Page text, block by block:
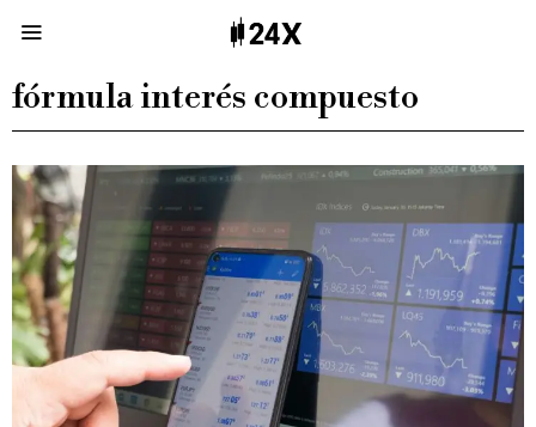
fórmula interés compuesto